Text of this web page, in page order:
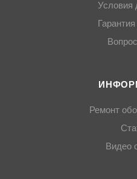
Условия
Ремонт
Видео